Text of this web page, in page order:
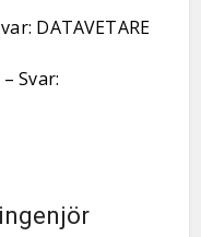
DATAVETARE
Svar: